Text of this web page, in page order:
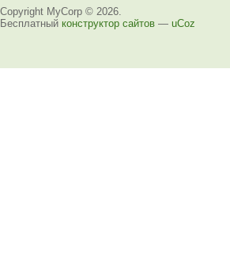
Copyright MyCorp © 2026
Бесплатный конструктор сайтов — uCoz